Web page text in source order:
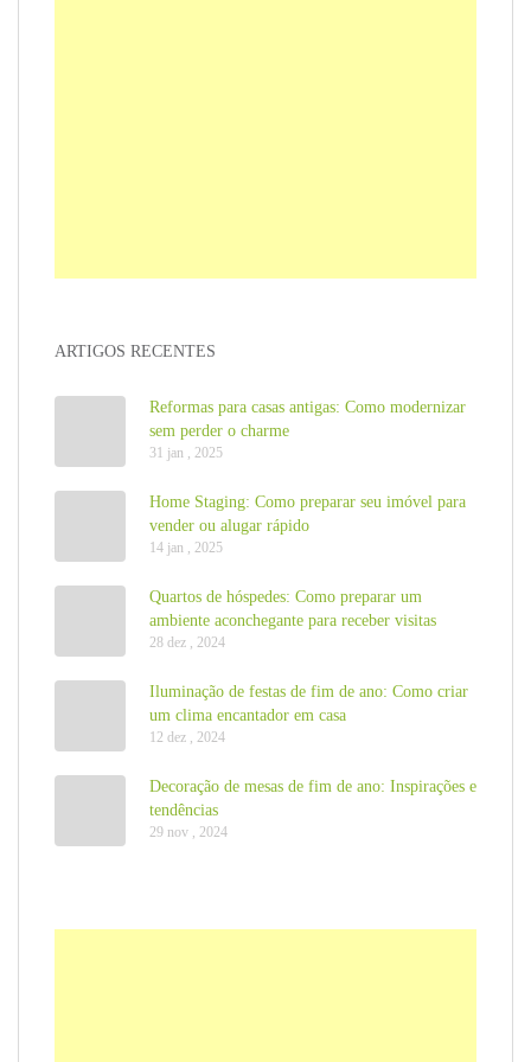
ARTIGOS RECENTES
Reformas para casas antigas: Como modernizar
sem perder o charme
31 jan , 2025
Home Staging: Como preparar seu imóvel para
vender ou alugar rápido
14 jan , 2025
Quartos de hóspedes: Como preparar um
ambiente aconchegante para receber visitas
28 dez , 2024
Iluminação de festas de fim de ano: Como criar
um clima encantador em casa
12 dez , 2024
Decoração de mesas de fim de ano: Inspirações e
tendências
29 nov , 2024